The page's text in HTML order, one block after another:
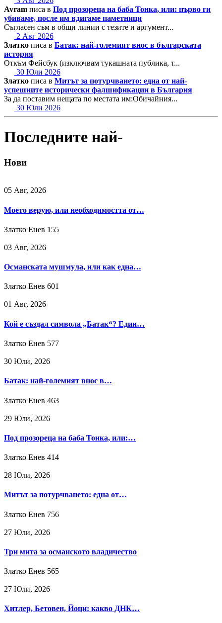
Avram писа в Под прозореца на баба Тонка, или: първо ги
убиваме, после им вдигаме паметници
Съгласен съм в общи линии с тезите и аргумент...
2 Авг 2026
Златко писа в Батак: най-големият внос в българската
история
Откъм Фейсбук (изключвам тукашната публика, т...
30 Юли 2026
Златко писа в Митът за потурчването: една от най-
успешните исторически фалшификации в България
За да поставим нещата по местата им:Обичайния...
30 Юли 2026
Последните най-
Нови
05 Авг, 2026
Моето верую, или необходимостта от…
Златко Енев 155
03 Авг, 2026
Османската мушмула, или как една…
Златко Енев 601
01 Авг, 2026
Кой е създал символа „Батак“? Един…
Златко Енев 577
30 Юли, 2026
Батак: най-големият внос в…
Златко Енев 463
29 Юли, 2026
Под прозореца на баба Тонка, или:…
Златко Енев 414
28 Юли, 2026
Митът за потурчването: една от…
Златко Енев 756
27 Юли, 2026
Три мита за османското владичество
Златко Енев 565
27 Юли, 2026
Хитлер, Бетовен, Йоци: какво ДНК…